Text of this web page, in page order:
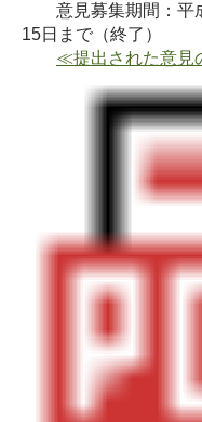
意見募集期間：平成
15日まで（終了）
≪提出された意見